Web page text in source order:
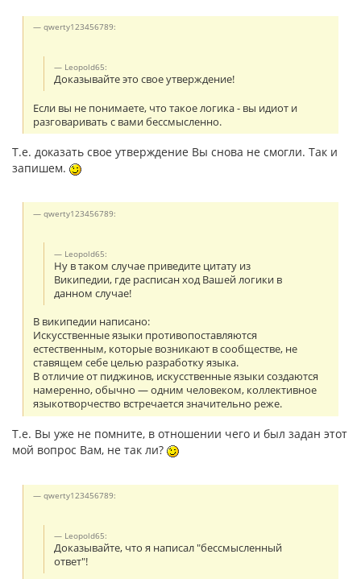
qwerty123456789:
Leopold65:
Доказывайте это свое утверждение!
Если вы не понимаете, что такое логика - вы идиот и
разговаривать с вами бессмысленно.
Т.е. доказать свое утверждение Вы снова не смогли. Так и
запишем.
qwerty123456789:
Leopold65:
Ну в таком случае приведите цитату из
Википедии, где расписан ход Вашей логики в
данном случае!
В википедии написано:
Искусственные языки противопоставляются
естественным, которые возникают в сообществе, не
ставящем себе целью разработку языка.
В отличие от пиджинов, искусственные языки создаются
намеренно, обычно — одним человеком, коллективное
языкотворчество встречается значительно реже.
Т.е. Вы уже не помните, в отношении чего и был задан этот
мой вопрос Вам, не так ли?
qwerty123456789:
Leopold65:
Доказывайте, что я написал "бессмысленный
ответ"!